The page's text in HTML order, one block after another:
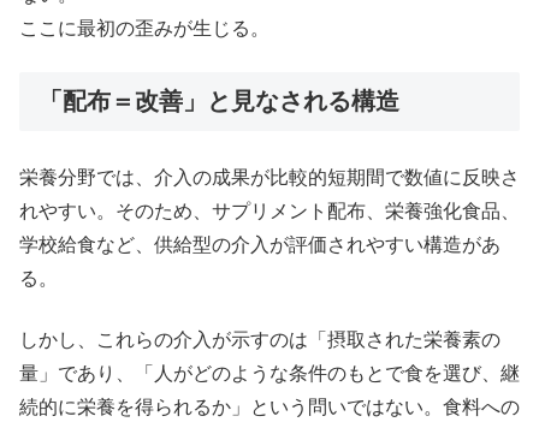
ここに最初の歪みが生じる。
「配布＝改善」と見なされる構造
栄養分野では、介入の成果が比較的短期間で数値に反映さ
れやすい。そのため、サプリメント配布、栄養強化食品、
学校給食など、供給型の介入が評価されやすい構造があ
る。
しかし、これらの介入が示すのは「摂取された栄養素の
量」であり、「人がどのような条件のもとで食を選び、継
続的に栄養を得られるか」という問いではない。食料への